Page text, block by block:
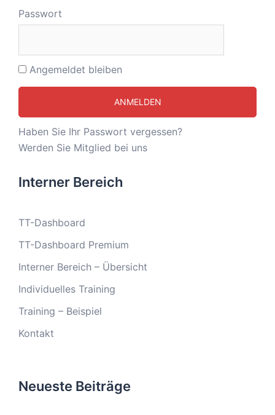
Passwort
Angemeldet bleiben
Haben Sie Ihr Passwort vergessen?
Werden Sie Mitglied bei uns
Interner Bereich
TT-Dashboard
TT-Dashboard Premium
Interner Bereich – Übersicht
Individuelles Training
Training – Beispiel
Kontakt
Neueste Beiträge